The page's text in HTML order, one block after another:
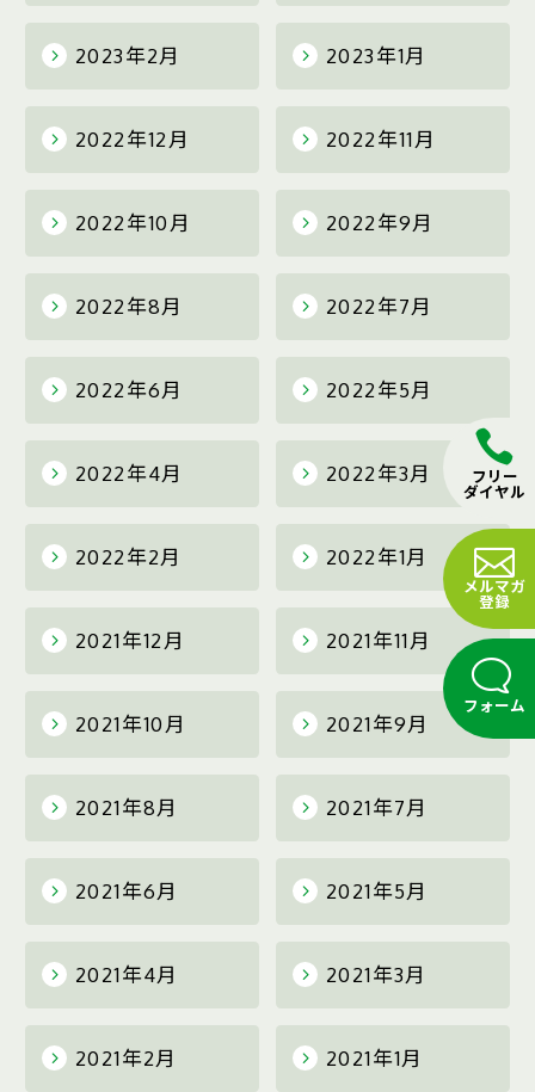
フリー
ダイヤル
メルマガ
登録
フォーム
2023年2月 2023年1月
2022年12月 2022年11月
2022年10月 2022年9月
2022年8月 2022年7月
2022年6月 2022年5月
2022年4月 2022年3月
2022年2月 2022年1月
2021年12月 2021年11月
2021年10月 2021年9月
2021年8月 2021年7月
2021年6月 2021年5月
2021年4月 2021年3月
2021年2月 2021年1月